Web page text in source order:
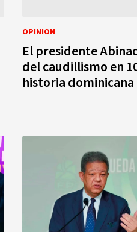
OPINIÓN
El presidente
del caudillismo en
historia dominicana